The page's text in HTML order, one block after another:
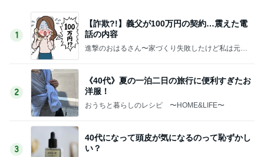
1
【詐欺?!】義父が100万円の契約…震えた電
話の内容
進撃のおはるさん〜家づくり失敗したけど私は元気
2
《40代》夏の一泊二日の旅行に便利すぎたお
洋服！
おうちと暮らしのレシピ 〜HOME&LIFE〜
3
40代になって頭皮が気になるのって恥ずかし
い？